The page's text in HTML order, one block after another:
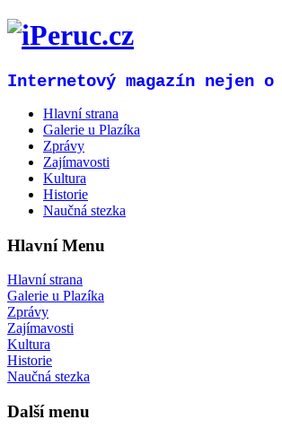
Internetový magazín nejen o
Hlavní strana
Galerie u Plazíka
Zprávy
Zajímavosti
Kultura
Historie
Naučná stezka
Hlavní Menu
Hlavní strana
Galerie u Plazíka
Zprávy
Zajímavosti
Kultura
Historie
Naučná stezka
Další menu